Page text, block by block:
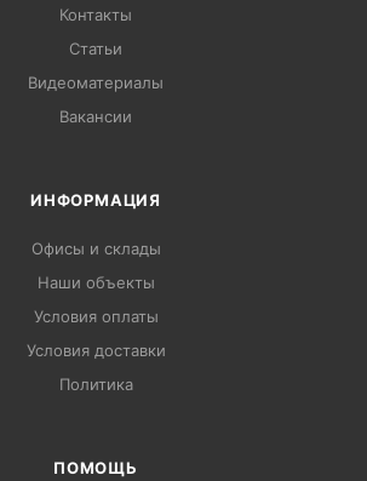
Контакты
Статьи
Видеоматериалы
Вакансии
ИНФОРМАЦИЯ
Офисы и склады
Наши объекты
Условия оплаты
Условия доставки
Политика
ПОМОЩЬ